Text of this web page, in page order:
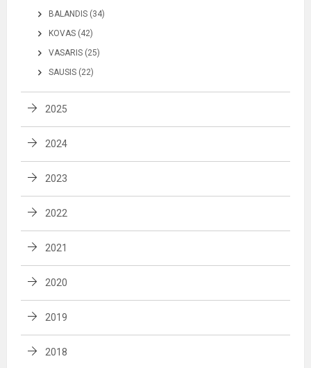
BALANDIS (34)
KOVAS (42)
VASARIS (25)
SAUSIS (22)
2025
2024
2023
2022
2021
2020
2019
2018